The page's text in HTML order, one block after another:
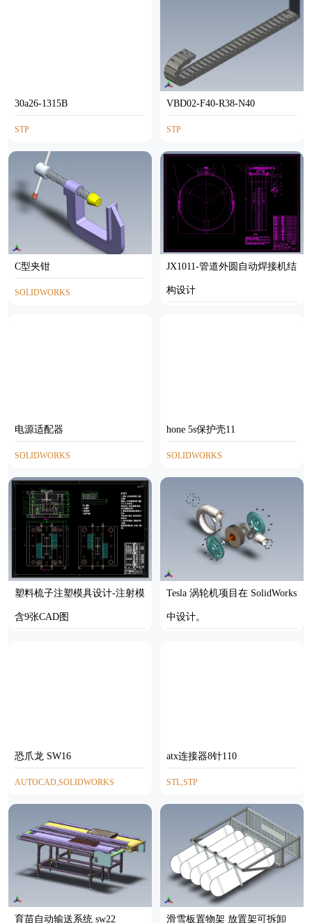
30a26-1315B
STP
VBD02-F40-R38-N40
STP
C型夹钳
SOLIDWORKS
JX1011-管道外圆自动焊接机结
构设计
电源适配器
SOLIDWORKS
hone 5s保护壳11
SOLIDWORKS
塑料梳子注塑模具设计-注射模
含9张CAD图
Tesla 涡轮机项目在 SolidWorks
中设计。
恐爪龙 SW16
AUTOCAD,SOLIDWORKS
atx连接器8针110
STL,STP
育苗自动输送系统 sw22 滑雪板置物架 放置架可拆卸